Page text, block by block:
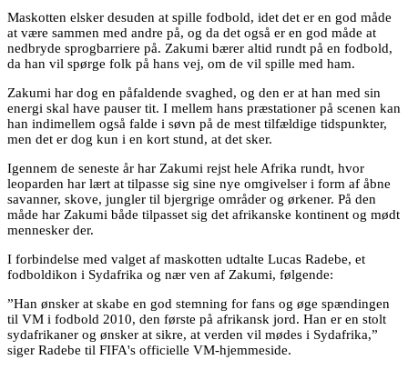
Maskotten elsker desuden at spille fodbold, idet det er en god måde
at være sammen med andre på, og da det også er en god måde at
nedbryde sprogbarriere på. Zakumi bærer altid rundt på en fodbold,
da han vil spørge folk på hans vej, om de vil spille med ham.
Zakumi har dog en påfaldende svaghed, og den er at han med sin
energi skal have pauser tit. I mellem hans præstationer på scenen kan
han indimellem også falde i søvn på de mest tilfældige tidspunkter,
men det er dog kun i en kort stund, at det sker.
Igennem de seneste år har Zakumi rejst hele Afrika rundt, hvor
leoparden har lært at tilpasse sig sine nye omgivelser i form af åbne
savanner, skove, jungler til bjergrige områder og ørkener. På den
måde har Zakumi både tilpasset sig det afrikanske kontinent og mødt
mennesker der.
I forbindelse med valget af maskotten udtalte Lucas Radebe, et
fodboldikon i Sydafrika og nær ven af Zakumi, følgende:
”Han ønsker at skabe en god stemning for fans og øge spændingen
til VM i fodbold 2010, den første på afrikansk jord. Han er en stolt
sydafrikaner og ønsker at sikre, at verden vil mødes i Sydafrika,”
siger Radebe til FIFA's officielle VM-hjemmeside.